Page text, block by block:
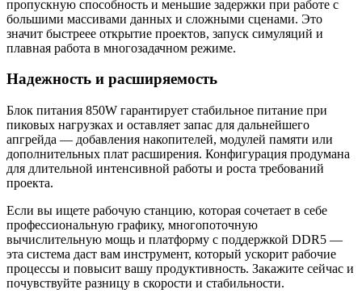
пропускную способность и меньшие задержки при работе с
большими массивами данных и сложными сценами. Это
значит быстреее открытие проектов, запуск симуляций и
плавная работа в многозадачном режиме.
Надежность и расширяемость
Блок питания 850W гарантирует стабильное питание при
пиковых нагрузках и оставляет запас для дальнейшего
апгрейда — добавления накопителей, модулей памяти или
дополнительных плат расширения. Конфигурация продумана
для длительной интенсивной работы и роста требований
проекта.
Если вы ищете рабочую станцию, которая сочетает в себе
профессиональную графику, многопоточную
вычислительную мощь и платформу с поддержкой DDR5 —
эта система даст вам инструмент, который ускорит рабочие
процессы и повысит вашу продуктивность. Закажите сейчас и
почувствуйте разницу в скорости и стабильности.